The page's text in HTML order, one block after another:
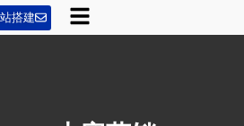
搭建